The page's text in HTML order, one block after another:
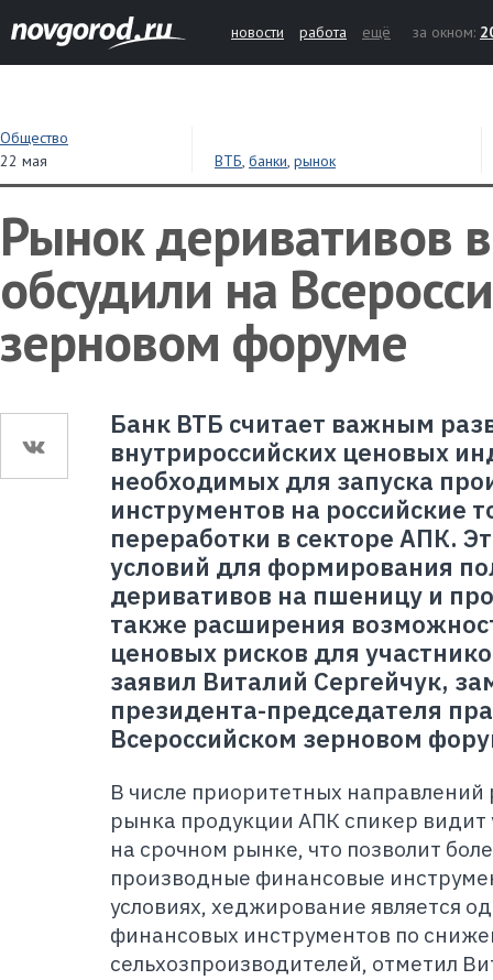
новости работа ещё за окном:
Общество
22 мая
ВТБ, банки, рынок
Рынок деривативов
обсудили на
зерновом форуме
Банк ВТБ считает важным
внутрироссийских ценовых
необходимых для запуска
инструментов на российские
переработки в секторе АПК.
условий для формирования
деривативов на пшеницу и
также расширения
ценовых рисков для
заявил Виталий Сергейчук,
президента-председателя
Всероссийском зерновом
В числе приоритетных
рынка продукции АПК спикер видит
на срочном рынке, что позволит
производные финансовые
условиях, хеджирование является
финансовых инструментов по
сельхозпроизводителей, отметил